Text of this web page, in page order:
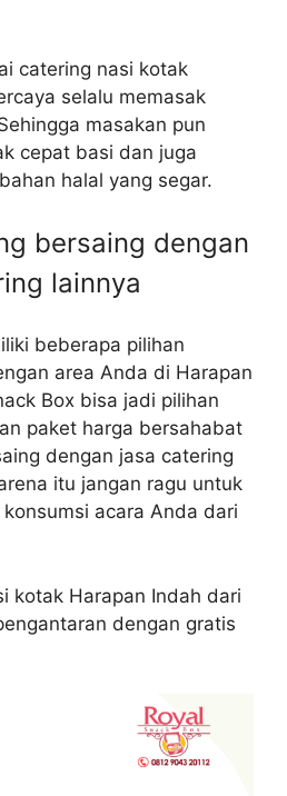
catering nasi kotak
selalu memasak
masakan pun
cepat basi dan juga
halal yang segar.
bersaing dengan
lainnya
beberapa pilihan
area Anda di Harapan
Box bisa jadi pilihan
paket harga bersahabat
dengan jasa catering
itu jangan ragu untuk
acara Anda dari
kotak Harapan Indah dari
dengan gratis